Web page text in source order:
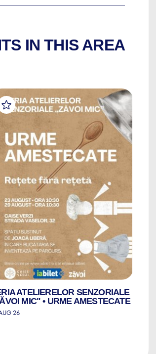
IN THIS AREA
ATELIERELOR SENZORIALE
MIC" • URME AMESTECATE
26